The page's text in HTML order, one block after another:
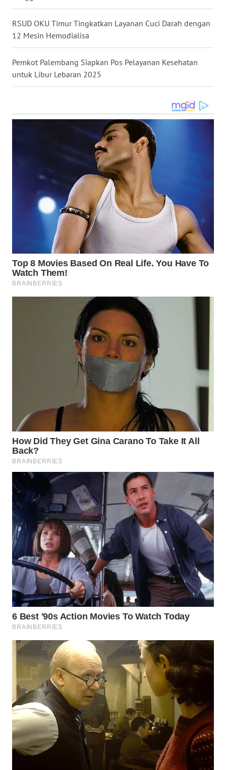
RSUD OKU Timur Tingkatkan Layanan Cuci Darah dengan
12 Mesin Hemodialisa
Pemkot Palembang Siapkan Pos Pelayanan Kesehatan
untuk Libur Lebaran 2025
WN
MALUKU
WN
MALUT
DAIRI
WN
TAPANULI
SELATAN
SIMALUNGUN
WN
LABUHANBATU
WN
TAPANULI
TENGAH
WN DELI
SERDANG
WN
TEBING
TINGGI
WN
PAKPAK
WN
KARAWANG
WN
BEKASI
WN
BOGOR
WN